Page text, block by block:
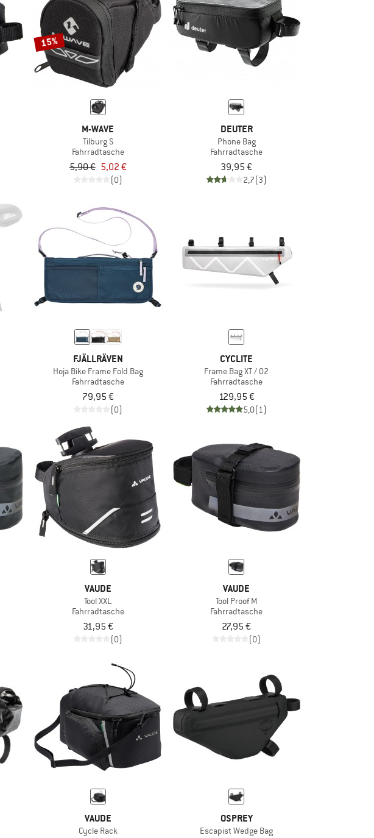
15%
M-WAVE
Tilburg S
Fahrradtasche
5,90 € 5,02 €
(0)
DEUTER
Phone Bag
Fahrradtasche
39,95 €
2,7(3)
FJÄLLRÄVEN
Hoja Bike Frame Fold Bag
Fahrradtasche
79,95 €
(0)
CYCLITE
Frame Bag XT / 02
Fahrradtasche
129,95 €
5,0(1)
VAUDE
Tool XXL
Fahrradtasche
31,95 €
(0)
VAUDE
Tool Proof M
Fahrradtasche
27,95 €
(0)
VAUDE
Cycle Rack
OSPREY
Escapist Wedge Bag